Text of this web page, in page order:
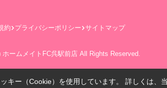
約 プライバシーポリシー サイトマップ
ホームメイトFC呉駅前店 All Rights Reserved.
キー（Cookie）を使用しています。 詳しくは、